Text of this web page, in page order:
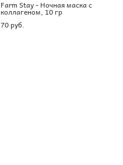
Farm Stay - Ночная маска с
коллагеном, 10 гр
70 pуб.